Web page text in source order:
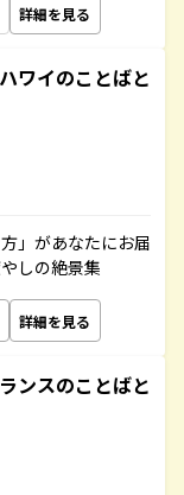
詳細を見る
ワイのことばと
」があなたにお届
しの絶景集
詳細を見る
ンスのことばと